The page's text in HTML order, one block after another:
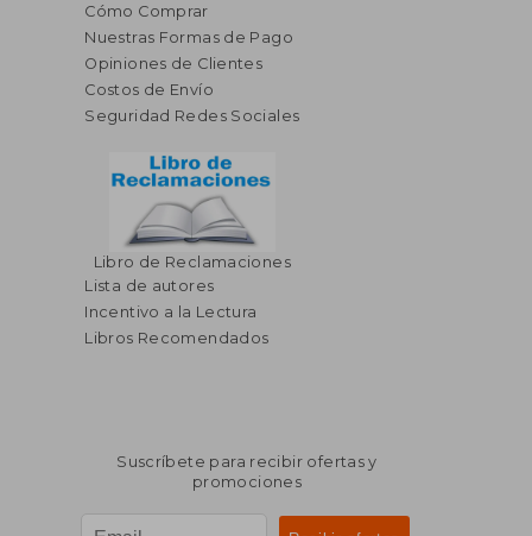
Cómo Comprar
Nuestras Formas de Pago
Opiniones de Clientes
Costos de Envío
Seguridad Redes Sociales
Libro de Reclamaciones
Lista de autores
Incentivo a la Lectura
Libros Recomendados
Suscríbete para recibir ofertas y
promociones